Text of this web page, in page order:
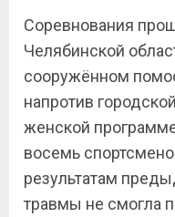
Соревнования
Челябинской
сооружённом
напротив
женской
восемь
результатам
травмы не смогла